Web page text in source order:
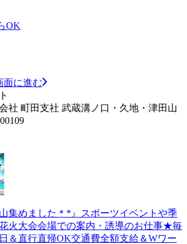
OK
面に進む
社 町田支社 武蔵溝ノ口・久地・津田山
集めました＊*』スポーツイベントや季
火大会会場での案内・誘導のお仕事★毎
＆直行直帰OK交通費全額支給＆Wワー